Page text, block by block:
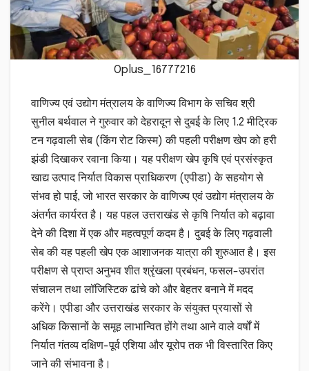
Oplus_16777216
वाणिज्य एवं उद्योग मंत्रालय के वाणिज्य विभाग के सचिव श्री
सुनील बर्थवाल ने गुरुवार को देहरादून से दुबई के लिए 1.2 मीट्रिक
टन गढ़वाली सेब (किंग रोट किस्म) की पहली परीक्षण खेप को हरी
झंडी दिखाकर रवाना किया। यह परीक्षण खेप कृषि एवं प्रसंस्कृत
खाद्य उत्पाद निर्यात विकास प्राधिकरण (एपीडा) के सहयोग से
संभव हो पाई, जो भारत सरकार के वाणिज्य एवं उद्योग मंत्रालय के
अंतर्गत कार्यरत है। यह पहल उत्तराखंड से कृषि निर्यात को बढ़ावा
देने की दिशा में एक और महत्वपूर्ण कदम है। दुबई के लिए गढ़वाली
सेब की यह पहली खेप एक आशाजनक यात्रा की शुरुआत है। इस
परीक्षण से प्राप्त अनुभव शीत श्रृंखला प्रबंधन, फसल-उपरांत
संचालन तथा लॉजिस्टिक ढांचे को और बेहतर बनाने में मदद
करेंगे। एपीडा और उत्तराखंड सरकार के संयुक्त प्रयासों से
अधिक किसानों के समूह लाभान्वित होंगे तथा आने वाले वर्षों में
निर्यात गंतव्य दक्षिण-पूर्व एशिया और यूरोप तक भी विस्तारित किए
जाने की संभावना है।